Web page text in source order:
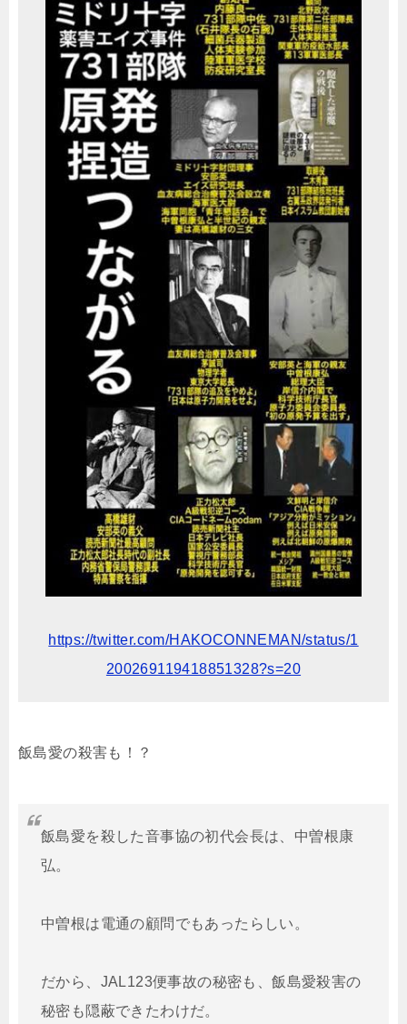
https://twitter.com/HAKOCONNEMAN/status/1
200269119418851328?s=20
飯島愛の殺害も！？
飯島愛を殺した音事協の初代会長は、中曽根康
弘。
中曽根は電通の顧問でもあったらしい。
だから、JAL123便事故の秘密も、飯島愛殺害の
秘密も隠蔽できたわけだ。